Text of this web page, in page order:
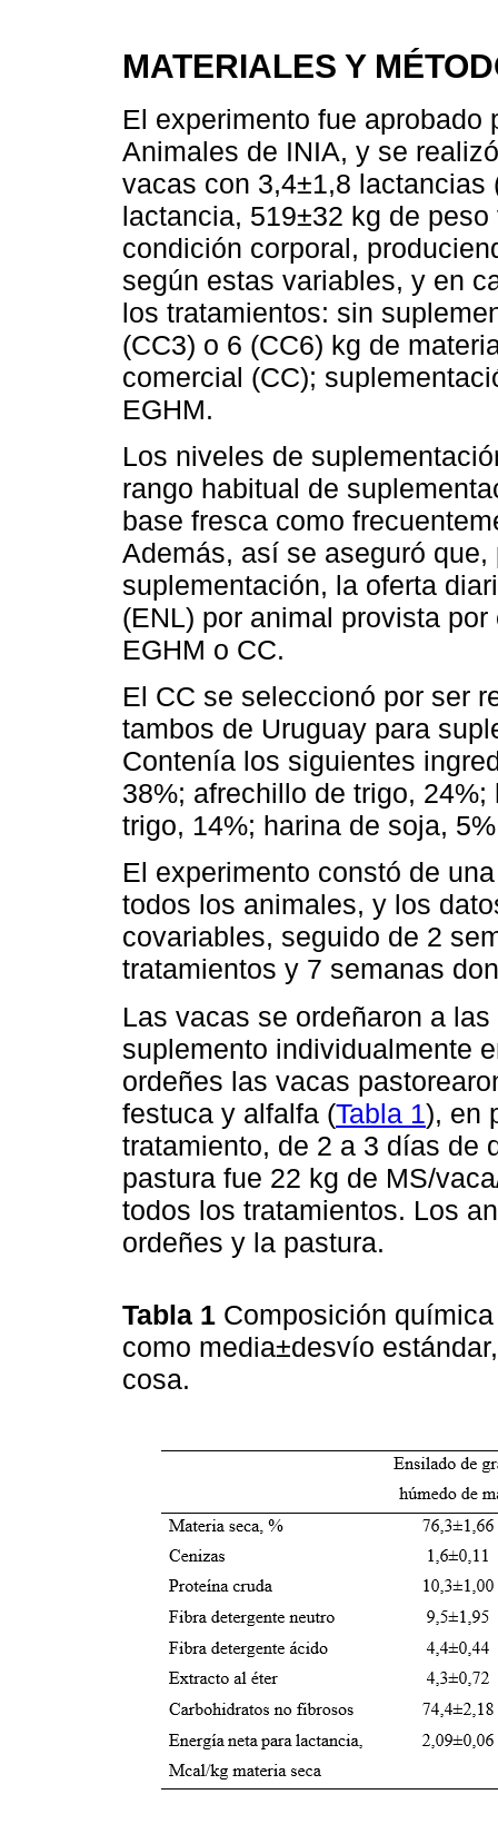
MATERIALES Y
El experimento fue
Animales de INIA, y se
vacas con 3,4±1,8
lactancia, 519±32 kg de
condición corporal,
según estas variables, y en
los tratamientos: sin
(CC3) o 6 (CC6) kg de
comercial (CC);
EGHM.
Los niveles de
rango habitual de
base fresca como
Además, así se aseguró
suplementación, la oferta
(ENL) por animal provista
EGHM o CC.
El CC se seleccionó por ser
tambos de Uruguay para
Contenía los siguientes
38%; afrechillo de trigo,
trigo, 14%; harina de soja,
El experimento constó de
todos los animales, y los
covariables, seguido de 2
tratamientos y 7 semanas
Las vacas se ordeñaron a
suplemento individualmente
ordeñes las vacas
festuca y alfalfa (Tabla 1), en
tratamiento, de 2 a 3 días de
pastura fue 22 kg de MS/
todos los tratamientos. Los
ordeñes y la pastura.
Tabla 1 Composición
como media±desvío
cosa.